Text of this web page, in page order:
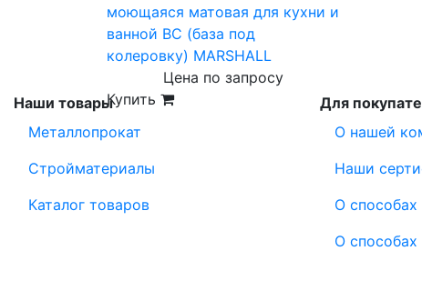
моющаяся матовая для кухни и
ванной ВС (база под
колеровку) MARSHALL
Цена по запросу
Купить
Наши товары
Металлопрокат
Стройматериалы
Каталог товаров
Для
О нашей
Наши
О способах
О способах